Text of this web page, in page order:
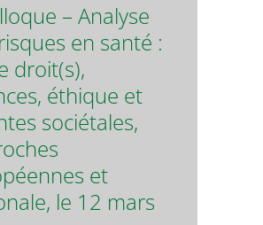
– Analyse
en santé :
droit(s),
éthique et
sociétales,
et
le 12 mars